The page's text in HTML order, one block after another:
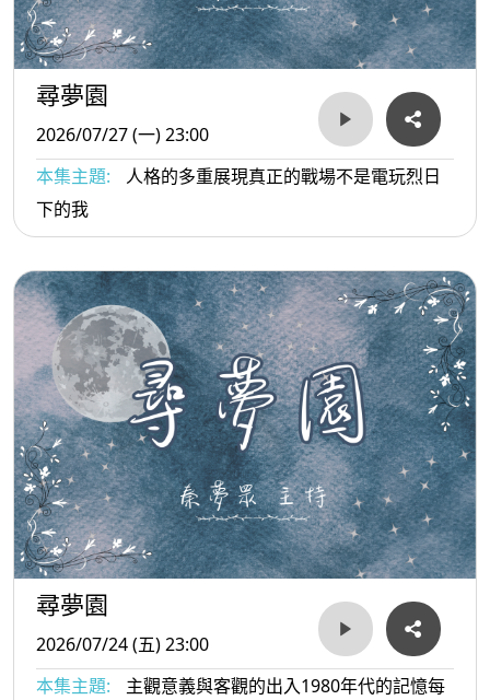
尋夢園
2026/07/27 (一) 23:00
本集主題:
人格的多重展現真正的戰場不是電玩烈日
下的我
尋夢園
2026/07/24 (五) 23:00
本集主題:
主觀意義與客觀的出入1980年代的記憶每